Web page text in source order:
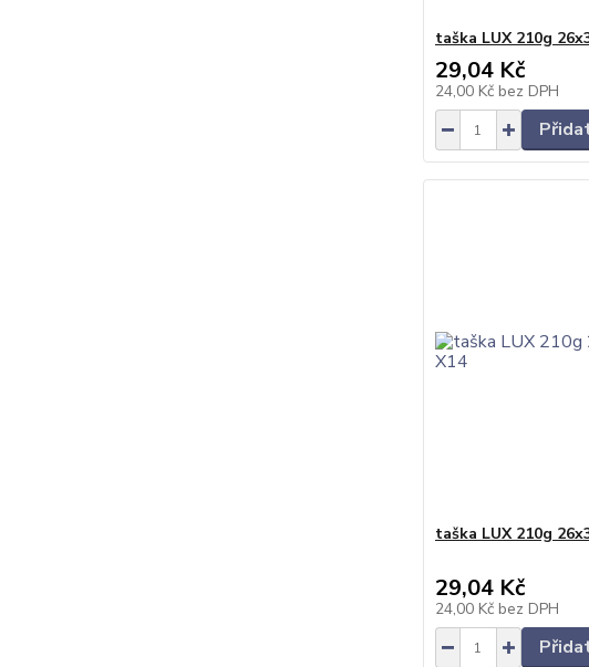
taška LUX 210g
29,04 Kč
24,00 Kč bez DPH
taška LUX 210g
29,04 Kč
24,00 Kč bez DPH